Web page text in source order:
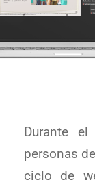
Durante
personas
ciclo de